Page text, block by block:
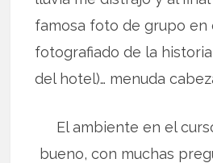
famosa foto de grupo en
fotografiado de la
del hotel)… menuda
El ambiente en el
bueno, con muchas